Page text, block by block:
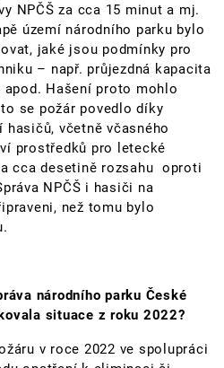
NPČŠ za cca 15 minut a mj.
území národního parku bylo
jaké jsou podmínky pro
– např. průjezdná kapacita
Hašení proto mohlo
se požár povedlo díky
včetně včasného
prostředků pro letecké
cca desetině rozsahu oproti
NPČŠ i hasiči na
než tomu bylo
národního parku České
situace z roku 2022?
v roce 2022 ve spolupráci